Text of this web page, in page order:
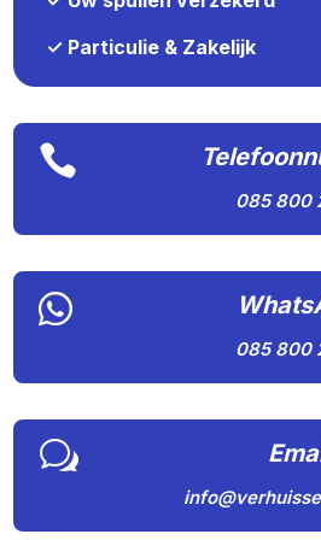
✓ Particulie & Zakelijk

085 800

085 800
w